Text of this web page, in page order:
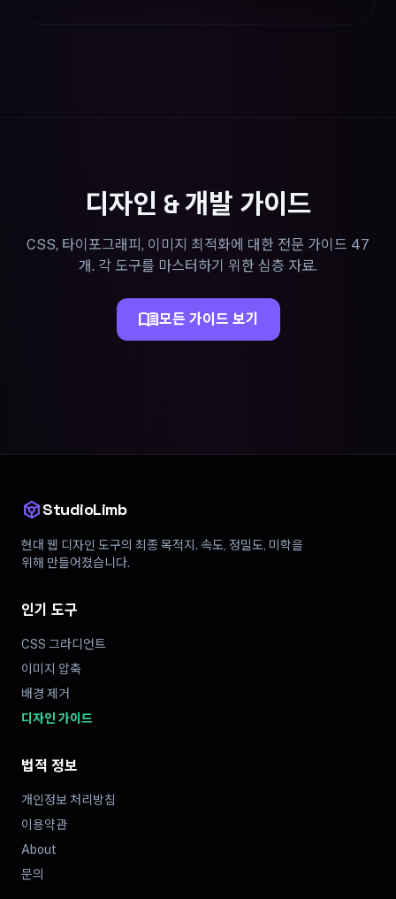
디자인 & 개발 가이드
CSS, 타이포그래피, 이미지 최적화에 대한 전문 가이드 47
개. 각 도구를 마스터하기 위한 심층 자료.
menu_book모든 가이드 보기
tokenStudioLimb
현대 웹 디자인 도구의 최종 목적지. 속도, 정밀도, 미학을
위해 만들어졌습니다.
인기 도구
CSS 그라디언트
이미지 압축
배경 제거
디자인 가이드
법적 정보
개인정보 처리방침
이용약관
About
문의